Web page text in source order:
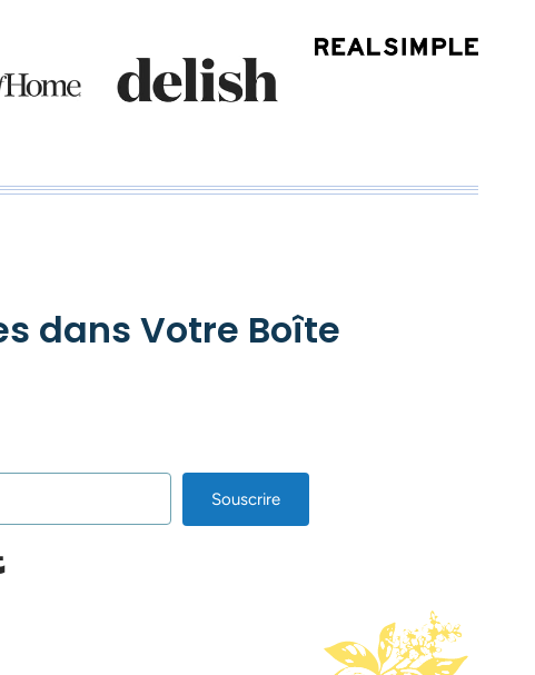
dans Votre Boîte
Souscrire
Built with Kit